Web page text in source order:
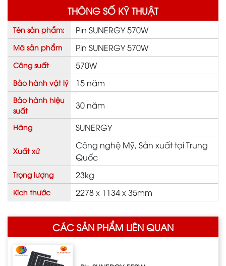
THÔNG SỐ KỸ THUẬT
Tên sản phẩm: Pin SUNERGY 570W
Mã sản phẩm Pin SUNERGY 570W
Công suất 570W
Bảo hành vật lý 15 năm
Bảo hành hiệu
suất
30 năm
Hãng SUNERGY
Xuất xứ
Công nghệ Mỹ, Sản xuất tại Trung
Quốc
Trọng lượng 23kg
Kích thước 2278 x 1134 x 35mm
CÁC SẢN PHẨM LIÊN QUAN